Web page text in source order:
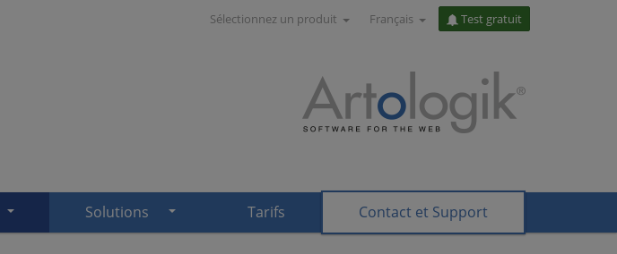
Sélectionnez un produit Français Test gratuit
Solutions Tarifs Contact et Support